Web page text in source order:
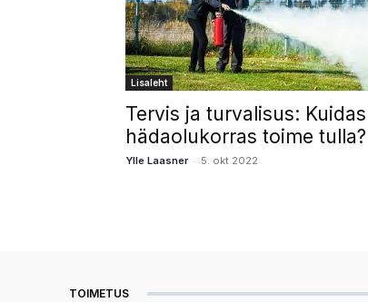
Lisaleht
Tervis ja turvalisus: Kuidas
hädaolukorras toime tulla?
Ylle Laasner - 5. okt 2022
TOIMETUS